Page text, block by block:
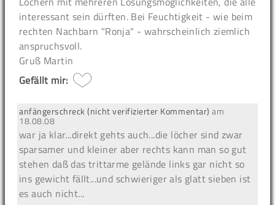
interessant sein dürften. Bei Feuchtigkeit - wie beim
rechten Nachbarn "Ronja" - wahrscheinlich ziemlich
anspruchsvoll.
Gruß Martin
Gefällt mir:
anfängerschreck (nicht verifizierter Kommentar) am
18.08.08
war ja klar...direkt gehts auch...die löcher sind zwar
sparsamer und kleiner aber rechts kann man so gut
stehen daß das trittarme gelände links gar nicht so
ins gewicht fällt...und schwieriger als glatt sieben ist
es auch nicht...